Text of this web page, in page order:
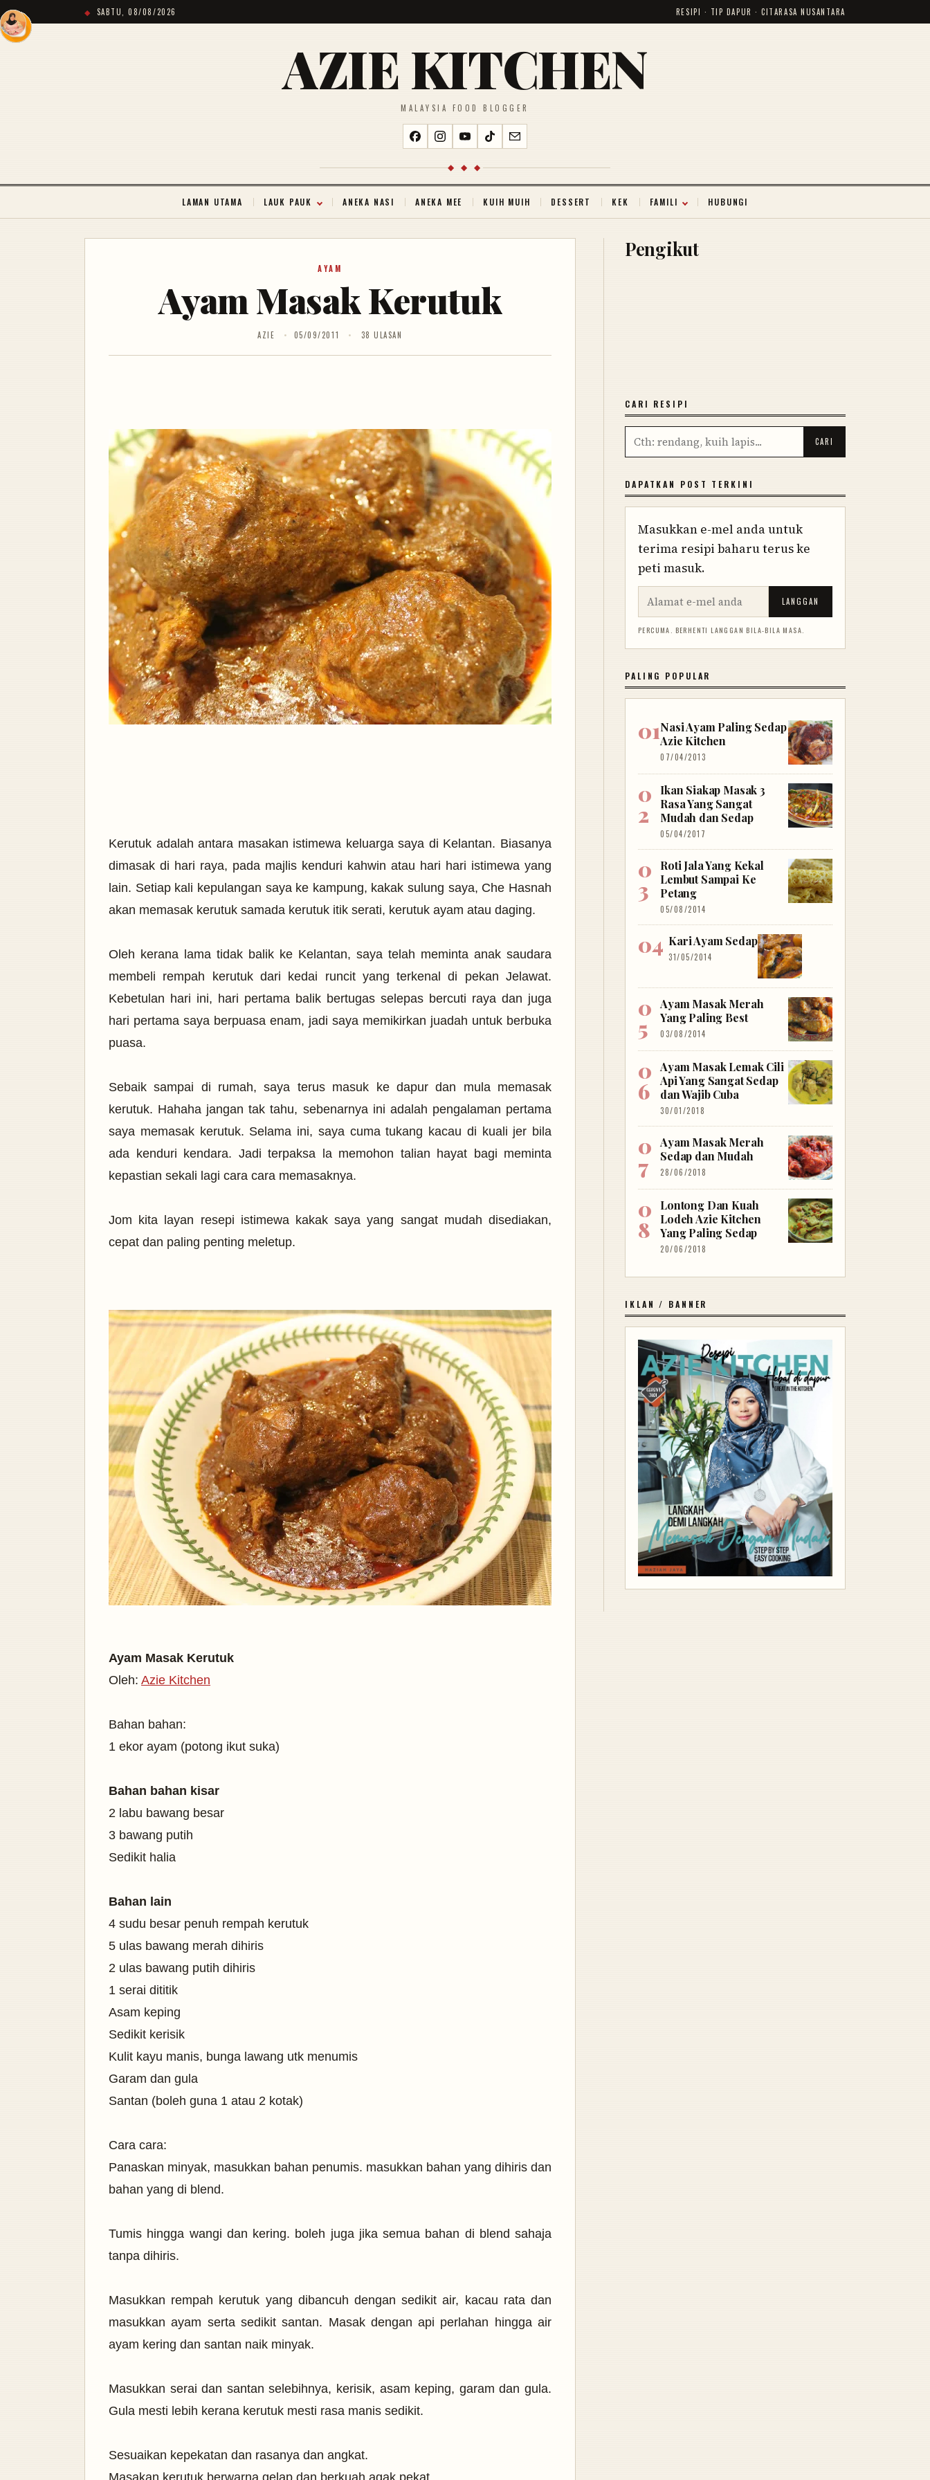
SABTU, 08/08/2026 RESIPI · TIP DAPUR · CITARASA NUSANTARA
AZIE KITCHEN
MALAYSIA FOOD BLOGGER
◆ ◆ ◆
LAMAN UTAMA LAUK PAUK ANEKA NASI ANEKA MEE KUIH MUIH DESSERT KEK FAMILI HUBUNGI
AYAM
Ayam Masak Kerutuk
AZIE 05/09/2011 38 ULASAN
Kerutuk adalah antara masakan istimewa keluarga saya di Kelantan. Biasanya
dimasak di hari raya, pada majlis kenduri kahwin atau hari hari istimewa yang
lain. Setiap kali kepulangan saya ke kampung, kakak sulung saya, Che Hasnah
akan memasak kerutuk samada kerutuk itik serati, kerutuk ayam atau daging.
Oleh kerana lama tidak balik ke Kelantan, saya telah meminta anak saudara
membeli rempah kerutuk dari kedai runcit yang terkenal di pekan Jelawat.
Kebetulan hari ini, hari pertama balik bertugas selepas bercuti raya dan juga
hari pertama saya berpuasa enam, jadi saya memikirkan juadah untuk berbuka
puasa.
Sebaik sampai di rumah, saya terus masuk ke dapur dan mula memasak
kerutuk. Hahaha jangan tak tahu, sebenarnya ini adalah pengalaman pertama
saya memasak kerutuk. Selama ini, saya cuma tukang kacau di kuali jer bila
ada kenduri kendara. Jadi terpaksa la memohon talian hayat bagi meminta
kepastian sekali lagi cara cara memasaknya.
Jom kita layan resepi istimewa kakak saya yang sangat mudah disediakan,
cepat dan paling penting meletup.
Ayam Masak Kerutuk
Oleh: Azie Kitchen
Bahan bahan:
1 ekor ayam (potong ikut suka)
Bahan bahan kisar
2 labu bawang besar
3 bawang putih
Sedikit halia
Bahan lain
4 sudu besar penuh rempah kerutuk
5 ulas bawang merah dihiris
2 ulas bawang putih dihiris
1 serai dititik
Asam keping
Sedikit kerisik
Kulit kayu manis, bunga lawang utk menumis
Garam dan gula
Santan (boleh guna 1 atau 2 kotak)
Cara cara:
Panaskan minyak, masukkan bahan penumis. masukkan bahan yang dihiris dan
bahan yang di blend.
Tumis hingga wangi dan kering. boleh juga jika semua bahan di blend sahaja
tanpa dihiris.
Masukkan rempah kerutuk yang dibancuh dengan sedikit air, kacau rata dan
masukkan ayam serta sedikit santan. Masak dengan api perlahan hingga air
ayam kering dan santan naik minyak.
Masukkan serai dan santan selebihnya, kerisik, asam keping, garam dan gula.
Gula mesti lebih kerana kerutuk mesti rasa manis sedikit.
Sesuaikan kepekatan dan rasanya dan angkat.
Masakan kerutuk berwarna gelap dan berkuah agak pekat.
Pengikut
CARI RESIPI
DAPATKAN POST TERKINI
Masukkan e-mel anda untuk
terima resipi baharu terus ke
peti masuk.
LANGGAN
PERCUMA. BERHENTI LANGGAN BILA-BILA MASA.
PALING POPULAR
Nasi Ayam Paling Sedap
Azie Kitchen
07/04/2013
Ikan Siakap Masak 3
Rasa Yang Sangat
Mudah dan Sedap
05/04/2017
Roti Jala Yang Kekal
Lembut Sampai Ke
Petang
05/08/2014
Kari Ayam Sedap
31/05/2014
Ayam Masak Merah
Yang Paling Best
03/08/2014
Ayam Masak Lemak Cili
Api Yang Sangat Sedap
dan Wajib Cuba
30/01/2018
Ayam Masak Merah
Sedap dan Mudah
28/06/2018
Lontong Dan Kuah
Lodeh Azie Kitchen
Yang Paling Sedap
20/06/2018
IKLAN / BANNER